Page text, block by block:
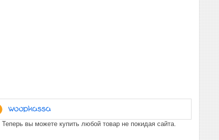
вы можете купить любой товар не покидая сайта.